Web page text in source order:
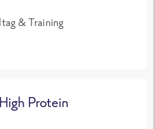
& Training
Protein